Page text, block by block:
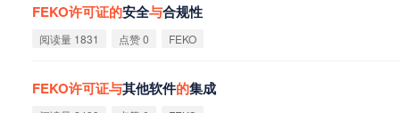
FEKO许可证的安全与合规性
阅读量 1831 点赞 0 FEKO
FEKO许可证与其他软件的集成